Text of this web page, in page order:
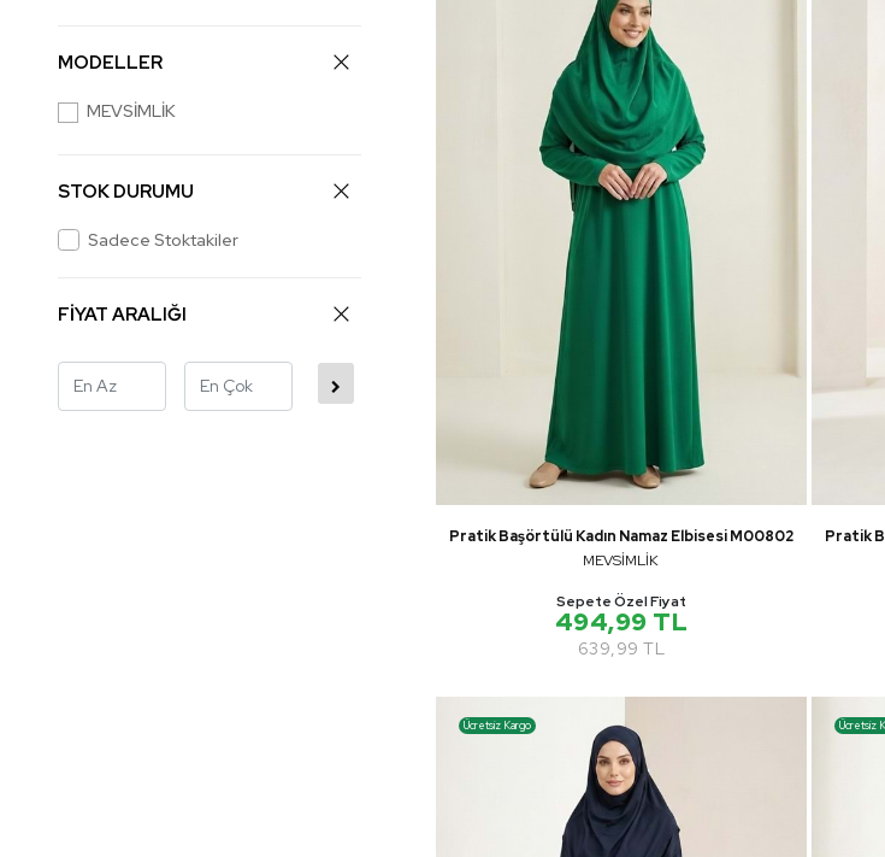
MODELLER
MEVSİMLİK
STOK DURUMU
Sadece Stoktakiler
FİYAT ARALIĞI
Pratik Başörtülü Kadın Namaz Elbisesi M00802
MEVSİMLİK
Sepete Özel Fiyat
494,99 TL
639,99 TL
Pratik
Ücretsiz Kargo Ücretsiz